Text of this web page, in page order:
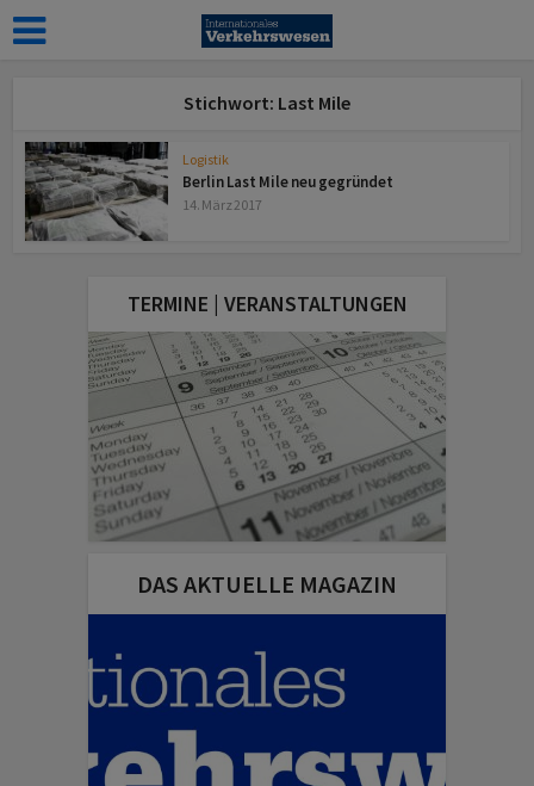
Stichwort: Last Mile
Logistik
Berlin Last Mile neu gegründet
14. März 2017
TERMINE | VERANSTALTUNGEN
DAS AKTUELLE MAGAZIN